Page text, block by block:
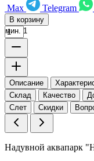
Max
Telegram
В корзину
мин. 1
Описание
Склад
Качество
Слет
Скидки
Надувной аквапарк